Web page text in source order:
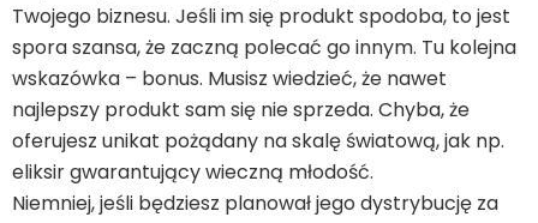
Twojego biznesu. Jeśli im się produkt spodoba, to jest
spora szansa, że zaczną polecać go innym. Tu kolejna
wskazówka – bonus. Musisz wiedzieć, że nawet
najlepszy produkt sam się nie sprzeda. Chyba, że
oferujesz unikat pożądany na skalę światową, jak np.
eliksir gwarantujący wieczną młodość.
Niemniej, jeśli będziesz planował jego dystrybucję za